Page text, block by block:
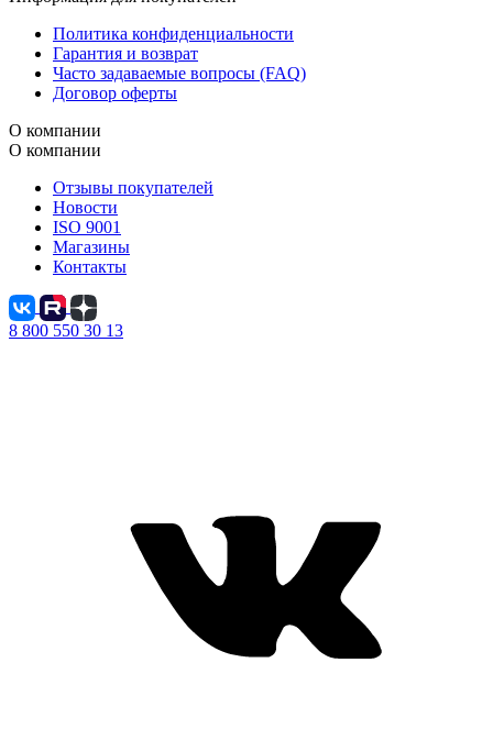
Политика конфиденциальности
Гарантия и возврат
Часто задаваемые вопросы (FAQ)
Договор оферты
О компании
О компании
Отзывы покупателей
Новости
ISO 9001
Магазины
Контакты
8 800 550 30 13